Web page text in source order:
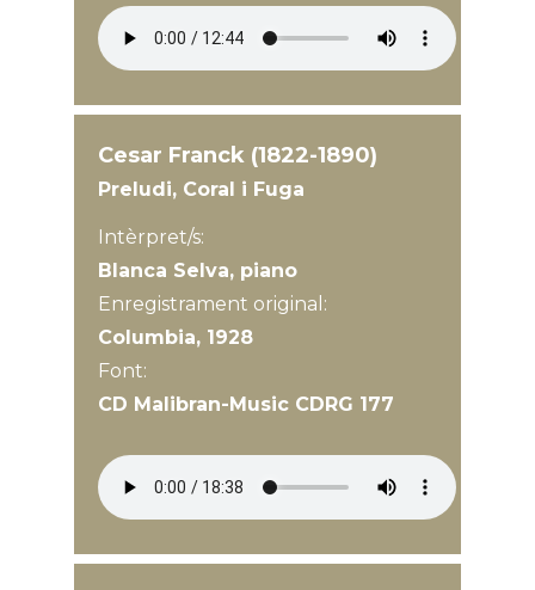
Cesar Franck (1822-1890)
Preludi, Coral i Fuga
Intèrpret/s:
Blanca Selva, piano
Enregistrament original:
Columbia, 1928
Font:
CD Malibran-Music CDRG 177